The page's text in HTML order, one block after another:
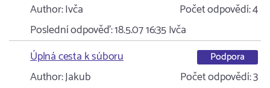
Author:Ivča Počet odpovědí:4
Poslední odpověď:18.5.07 16:35Ivča
Úplná cesta k súboru
Podpora
Author:Jakub Počet odpovědí:3